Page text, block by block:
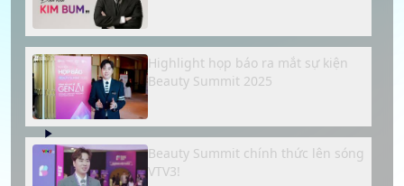
Highlight họp báo ra mắt sự kiện
Beauty Summit 2025
Beauty Summit chính thức lên sóng
VTV3!